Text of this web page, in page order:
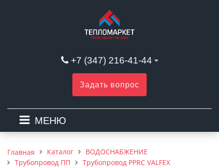
+7 (347) 216-41-44
Задать вопрос
МЕНЮ
Главная Каталог
ВОДОСНАБЖЕНИЕ
Трубопровод ПП
Трубопровод PPRC VALFEX